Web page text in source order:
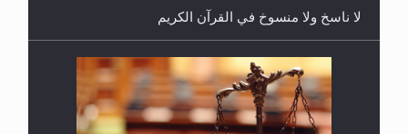
لا ناسخ ولا منسوخ في القرآن الكريم